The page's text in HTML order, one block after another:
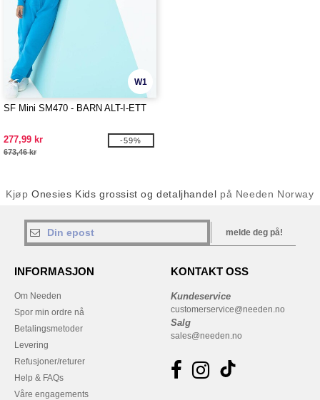
W1
SF Mini SM470 - BARN ALT-I-ETT
277,99 kr
673,46 kr
-59%
KjøpOnesies Kids grossist og detaljhandel på Needen Norway
melde deg på!
INFORMASJON
Om Needen
Spor min ordre nå
Betalingsmetoder
Levering
Refusjoner/returer
Help & FAQs
Våre engagements
KONTAKT OSS
Kundeservice
customerservice@needen.no
Salg
sales@needen.no